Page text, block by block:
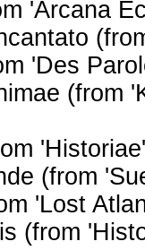
'Arcana
'Des
(from
(from
'Lost
(from